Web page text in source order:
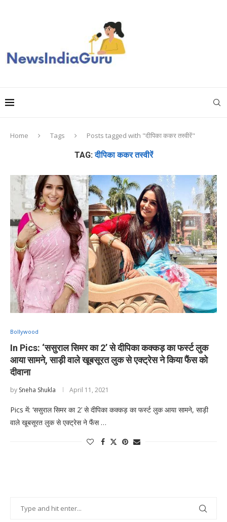
Home Tags Posts tagged with "दीपिका ककर तस्वीरें"
TAG:दीपिका ककर तस्वीरें
Bollywood
In Pics: ‘ससुराल सिमर का 2’ से दीपिका कक्कड़ का फर्स्ट लुक
आया सामने, साड़ी वाले खूबसूरत लुक से एक्ट्रेस ने किया फैंस को
दीवाना
by Sneha Shukla April 11, 2021
Pics में: ‘ससुराल सिमर का 2’ से दीपिका कक्कड़ का फर्स्ट लुक आया सामने, साड़ी
वाले खूबसूरत लुक से एक्ट्रेस ने फैंस …